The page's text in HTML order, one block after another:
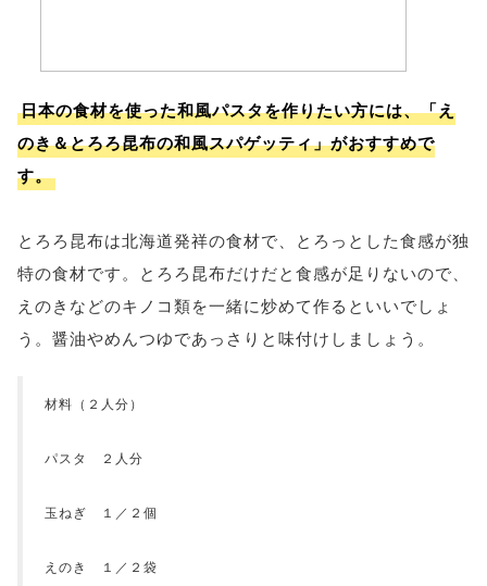
日本の食材を使った和風パスタを作りたい方には、「え
のき＆とろろ昆布の和風スパゲッティ」がおすすめで
す。
とろろ昆布は北海道発祥の食材で、とろっとした食感が独
特の食材です。とろろ昆布だけだと食感が足りないので、
えのきなどのキノコ類を一緒に炒めて作るといいでしょ
う。醤油やめんつゆであっさりと味付けしましょう。
材料（２人分）
パスタ ２人分
玉ねぎ １／２個
えのき １／２袋